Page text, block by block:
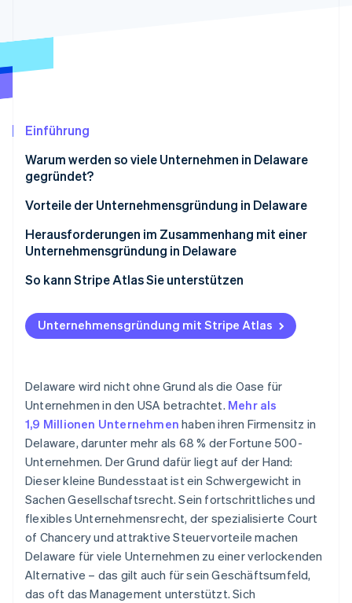
Start-up-Gründung
Climate
Stripe-Sessions 2026
Jetzt ansehen
Einführung
Warum werden so viele Unternehmen in Delaware
gegründet?
Vorteilhaftes Unternehmensrecht
Court of Chancery
Steuervorteile
Vertrautheit für Investorinnen und Investoren
Vorteile der Unternehmensgründung in Delaware
Herausforderungen im Zusammenhang mit einer
Unternehmensgründung in Delaware
So kann Stripe Atlas Sie unterstützen
Bei Atlas eine Unternehmensgründung beantragen
Zahlungen und Bankgeschäfte vor Erhalt der EIN-
Gründungsaktien ohne Einsatz eigener Mittel
erwerben
Automatische Einreichung des 83(b)-
Steuerformulars
Hochwertige rechtliche Unternehmensdokumente
Ein Jahr Stripe Payments kostenlos, plus
Partnergutschriften und Rabatte im Wert von
50.000 USD
Unternehmensgründung mit Stripe Atlas
Delaware wird nicht ohne Grund als die Oase für
Unternehmen in den USA betrachtet. Mehr als
1,9 Millionen Unternehmen haben ihren Firmensitz in
Delaware, darunter mehr als 68 % der Fortune 500-
Unternehmen. Der Grund dafür liegt auf der Hand:
Dieser kleine Bundesstaat ist ein Schwergewicht in
Sachen Gesellschaftsrecht. Sein fortschrittliches und
flexibles Unternehmensrecht, der spezialisierte Court
of Chancery und attraktive Steuervorteile machen
Delaware für viele Unternehmen zu einer verlockenden
Alternative – das gilt auch für sein Geschäftsumfeld,
das oft das Management unterstützt. Sich